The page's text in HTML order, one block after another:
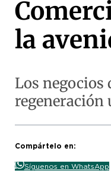
la
Los negocios
regeneración
Compártelo en:
Síguenos en WhatsApp